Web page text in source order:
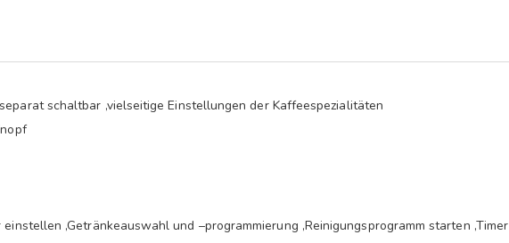
schaltbar ,vielseitige Einstellungen der Kaffeespezialitäten
,Getränkeauswahl und –programmierung ,Reinigungsprogramm starten ,Timer